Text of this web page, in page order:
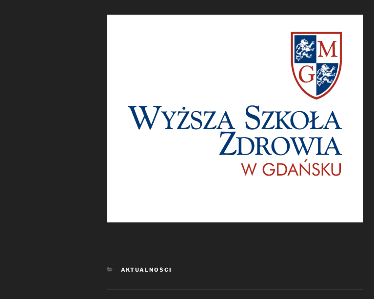
KATEGORIE
AKTUALNOŚCI